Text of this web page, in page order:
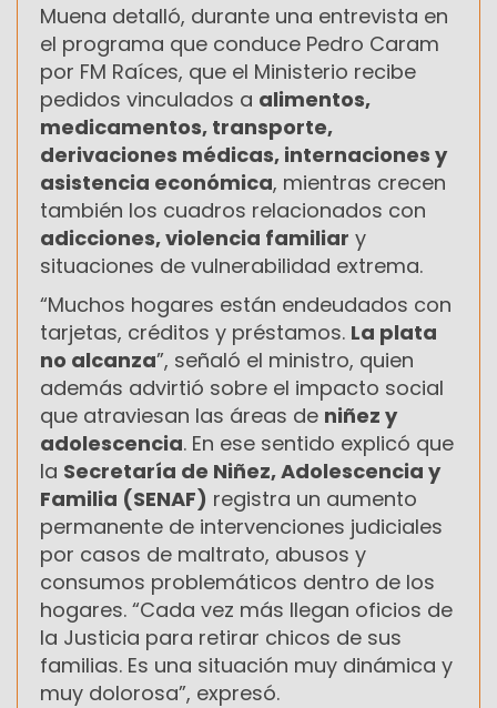
Muena detalló, durante una entrevista en
el programa que conduce Pedro Caram
por FM Raíces, que el Ministerio recibe
pedidos vinculados a alimentos,
medicamentos, transporte,
derivaciones médicas, internaciones y
asistencia económica, mientras crecen
también los cuadros relacionados con
adicciones, violencia familiar y
situaciones de vulnerabilidad extrema.
“Muchos hogares están endeudados con
tarjetas, créditos y préstamos. La plata
no alcanza”, señaló el ministro, quien
además advirtió sobre el impacto social
que atraviesan las áreas de niñez y
adolescencia. En ese sentido explicó que
la Secretaría de Niñez, Adolescencia y
Familia (SENAF) registra un aumento
permanente de intervenciones judiciales
por casos de maltrato, abusos y
consumos problemáticos dentro de los
hogares. “Cada vez más llegan oficios de
la Justicia para retirar chicos de sus
familias. Es una situación muy dinámica y
muy dolorosa”, expresó.